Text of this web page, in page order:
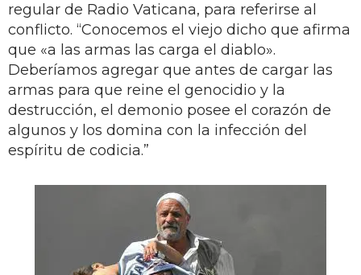
regular de Radio Vaticana, para referirse al
conflicto. “Conocemos el viejo dicho que afirma
que «a las armas las carga el diablo».
Deberíamos agregar que antes de cargar las
armas para que reine el genocidio y la
destrucción, el demonio posee el corazón de
algunos y los domina con la infección del
espíritu de codicia.”